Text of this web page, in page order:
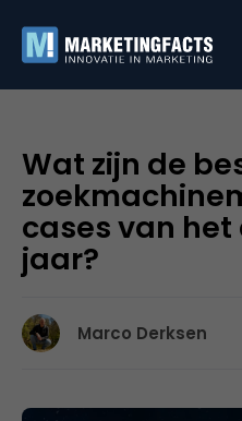
Wat zijn de
cases van
jaar?
Marco Derksen